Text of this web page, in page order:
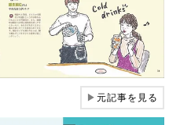
▶元記事を見る